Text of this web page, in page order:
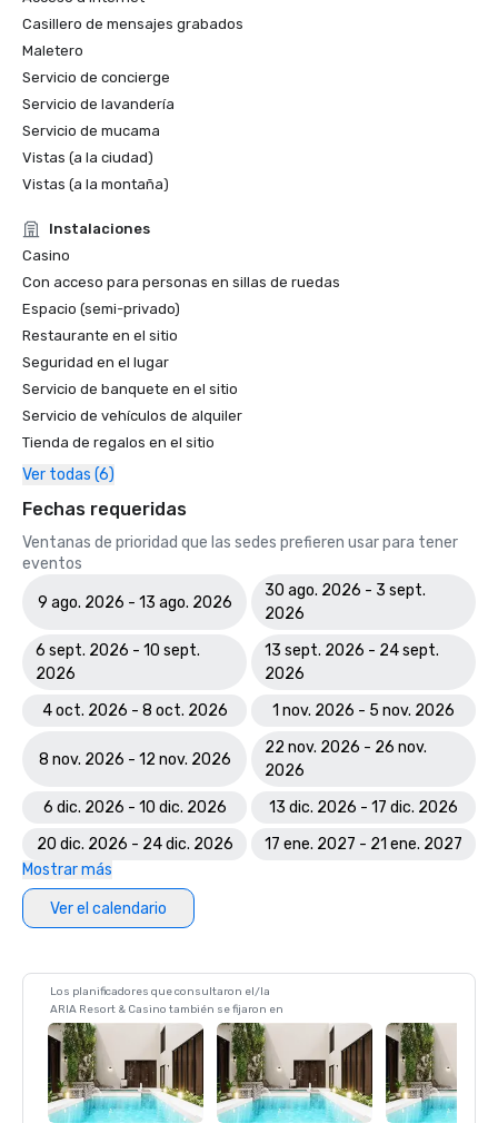
Casillero de mensajes grabados
Maletero
Servicio de concierge
Servicio de lavandería
Servicio de mucama
Vistas (a la ciudad)
Vistas (a la montaña)
Instalaciones
Casino
Con acceso para personas en sillas de ruedas
Espacio (semi-privado)
Restaurante en el sitio
Seguridad en el lugar
Servicio de banquete en el sitio
Servicio de vehículos de alquiler
Tienda de regalos en el sitio
Ver todas (6)
Fechas requeridas
Ventanas de prioridad que las sedes prefieren usar para tener
eventos
9 ago. 2026 - 13 ago. 2026
30 ago. 2026 - 3 sept.
2026
6 sept. 2026 - 10 sept.
2026
13 sept. 2026 - 24 sept.
2026
4 oct. 2026 - 8 oct. 2026
1 nov. 2026 - 5 nov. 2026
8 nov. 2026 - 12 nov. 2026
22 nov. 2026 - 26 nov.
2026
6 dic. 2026 - 10 dic. 2026
13 dic. 2026 - 17 dic. 2026
20 dic. 2026 - 24 dic. 2026
17 ene. 2027 - 21 ene. 2027
Mostrar más
Ver el calendario
Los planificadores que consultaron el/la
ARIA Resort & Casino también se fijaron en